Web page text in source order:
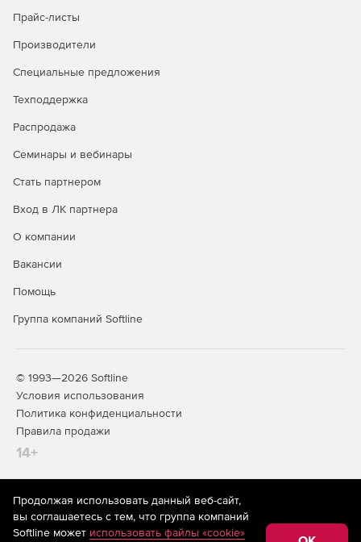
Прайс-листы
Производители
Специальные предложения
Техподдержка
Распродажа
Семинары и вебинары
Стать партнером
Вход в ЛК партнера
О компании
Вакансии
Помощь
Группа компаний Softline
© 1993—2026 Softline
Условия использования
Политика конфиденциальности
Правила продажи
14+
На информационном ресурсе store.softline.ru применяются
рекомендательные технологии(информационные технологии
предоставления информации на основе сбора,
Продолжая использовать данный веб-сайт,
вы соглашаетесь с тем, что группа компаний
Softline может использовать файлы «cookie»